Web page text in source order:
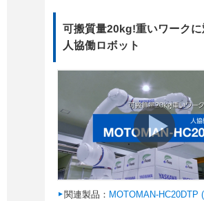
可搬質量20kg!重いワークに
人協働ロボット
関連製品： MOTOMAN-HC20DTP